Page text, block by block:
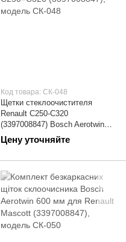
Код товара: СК-048
Щетки стеклоочистителя
Renault C250-C320
(3397008847) Bosch Aerotwin
600 мм (дворники) | СК-048
Цену уточняйте